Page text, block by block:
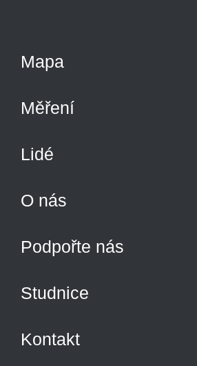
Mapa
Měření
Lidé
O nás
Podpořte nás
Studnice
Kontakt